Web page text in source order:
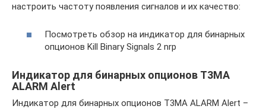
настроить частоту появления сигналов и их качество:
Посмотреть обзор на индикатор для бинарных
опционов Kill Binary Signals 2 nrp
Индикатор для бинарных опционов T3MA
ALARM Alert
Индикатор для бинарных опционов T3MA ALARM Alert –